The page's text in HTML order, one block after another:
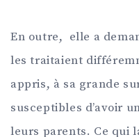
En outre, elle a
les traitaient
appris, à sa grande
susceptibles d’avoir
leurs parents. Ce qui